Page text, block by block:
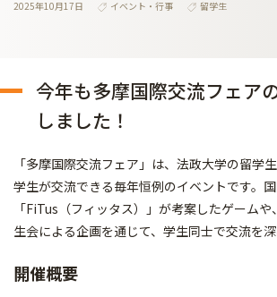
2025年10月17日 イベント・行事
留学生
今年も多摩国際交流フェア
しました！
「多摩国際交流フェア」は、法政大学の留学
学生が交流できる毎年恒例のイベントです。
「FiTus（フィッタス）」が考案したゲーム
生会による企画を通じて、学生同士で交流を深
開催概要